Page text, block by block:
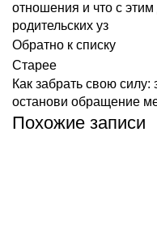
отношения и что с
родительских уз
Обратно к списку
Старее
Как забрать свою
останови обращение
Похожие записи